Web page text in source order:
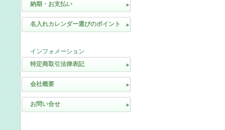
納期・お支払い
名入れカレンダー選びのポイント
インフォメーション
特定商取引法律表記
会社概要
お問い合せ